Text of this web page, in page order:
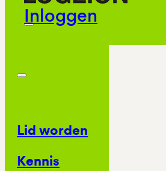
Inloggen
Lid worden
Kennis